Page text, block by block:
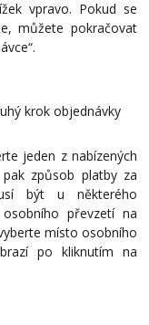
vpravo. Pokud se
můžete pokračovat
krok objednávky
jeden z nabízených
způsob platby za
být u některého
převzetí na
místo osobního
po kliknutím na